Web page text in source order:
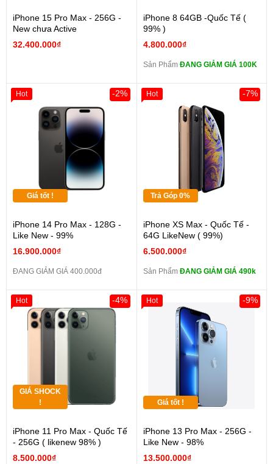
iPhone 15 Pro Max - 256G -
New chưa Active
32.400.000₫
iPhone 8 64GB -Quốc Tế (
99% )
4.800.000₫
Sản Phẩm ĐANG GIẢM GIÁ 100K
Giá tốt !
iPhone 14 Pro Max - 128G -
Like New - 99%
16.900.000₫
-2%
ĐANG GIẢM GIÁ 400.000đ
Hot
Trả Góp 0%
iPhone XS Max - Quốc Tế -
64G LikeNew ( 99%)
6.500.000₫
-7%
Sản Phẩm ĐANG GIẢM GIÁ 490k
Hot
GIÁ SHOCK
!
iPhone 11 Pro Max - Quốc Tế
- 256G ( likenew 98% )
8.500.000₫
-4%
Hot
Giá tốt !
iPhone 13 Pro Max - 256G -
Like New - 98%
13.500.000₫
-9%
Hot